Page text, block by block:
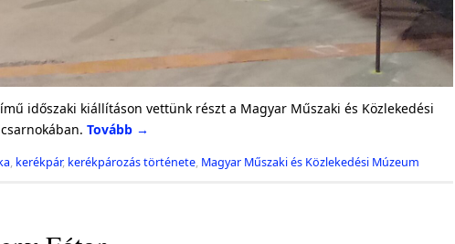
időszaki kiállításon vettünk részt a Magyar Műszaki és Közlekedési
Tovább →
, kerékpár, kerékpározás története, Magyar Műszaki és Közlekedési Múzeum